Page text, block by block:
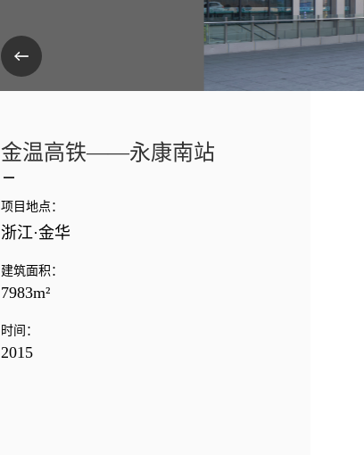
金温高铁——永康南站
项目地点：
浙江·金华
建筑面积：
7983m²
时间：
2015